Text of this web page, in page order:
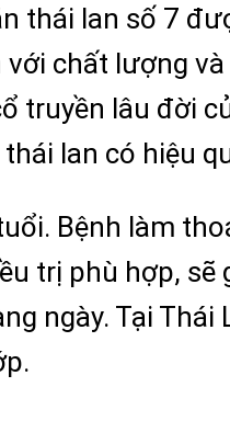
thái lan số 7
chất lượng
truyền lâu đời
lan có hiệu
Bệnh làm
trị phù hợp, sẽ
ngày. Tại Thái